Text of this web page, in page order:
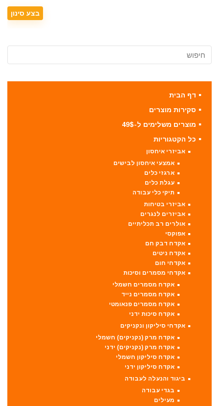
דף הבית
סקירות מוצרים
מוצרים משלימים ל-49$
כל הקטגוריות
אביזרי איחסון
אמצעי איחסון לבישים
ארגזי כלים
עגלת כלים
תיקי כלי עבודה
אביזרי בטיחות
אביזרים לנגרים
אולרים רב תכליתיים
אפוקסי
אקדח דבק חם
אקדח ניטים
אקדחי חום
אקדחי מסמרים וסיכות
אקדח מסמרים חשמלי
אקדח מסמרים נייד
אקדח מסמרים פנאומטי
אקדח סיכות ידני
אקדחי סיליקון ונקניקים
אקדח מרק (נקניקים) חשמלי
אקדח מרק (נקניקים) ידני
אקדח סיליקון חשמלי
אקדח סיליקון ידני
ביגוד והנעלה לעבודה
בגדי עבודה
מעילים